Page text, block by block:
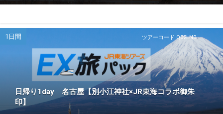
ツアーコード Q02LN0
1日間
日帰り1day 名古屋【別小江神社×JR東海コラボ御朱
印】